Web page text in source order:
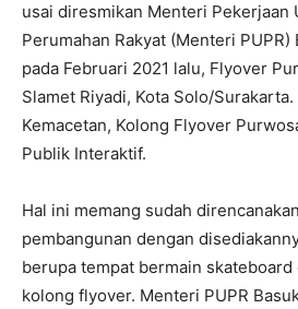
usai diresmikan Menteri Pekerjaan
Perumahan Rakyat (Menteri
pada Februari 2021 lalu, Flyover
Slamet Riyadi, Kota Solo/
Kemacetan, Kolong Flyover
Publik Interaktif.
Hal ini memang sudah
pembangunan dengan
berupa tempat bermain skateboard
kolong flyover. Menteri PUPR